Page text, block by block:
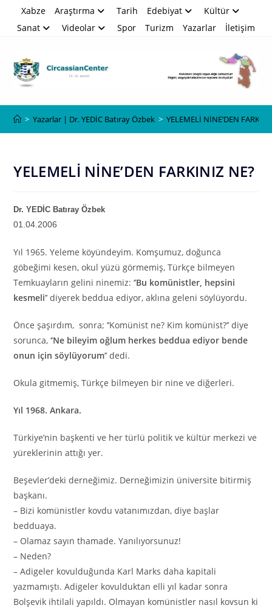
Xabze Araştırma Tarih Edebiyat
Kültür
Sanat
Videolar Spor Turizm Yazarlar İletişim
> Yazarlar | Dr. YEDİC Batıray Özbek > YELEMELİ NİNE’DEN
YELEMELİ NİNE’DEN FARKINIZ NE?
Dr. YEDİC Batıray Özbek
01.04.2006
Yıl 1965. Yeleme köyündeyim. Komşumuz, doğunca
göbeğimi kesen, okul yüzü görmemiş, Türkçe bilmeyen
Temkuayların gelini ninemiz: ‘’Bu komünistler, hepsini
kesmeli’’ diyerek beddua ediyor, aklına geleni söylüyordu.
Önce şaşırdım, sonra; ‘’Komünist ne? Kim komünist?’’ diye
sorunca, ‘’Ne bileyim oğlum herkes beddua ediyor bende
onun için söylüyorum’’ dedi.
Okula gitmemiş, Türkçe bilmeyen bir nine ve diğerleri.
Yıl 1968. Ankara.
Türkiye’nin başkenti ve her türlü politik ve kültür merkezi ve
yüreklerinin attığı yer.
Beşevler’deki derneğimiz. Derneğimizin üniversite bitirmiş
başkanı.
– Bizi komünistler kovdu vatanımızdan, diye başlar
bedduaya.
– Olamaz sayın thamade. Yanılıyorsunuz!
– Neden?
– Adigeler kovulduğunda Karl Marks daha kapitali
yazmamıştı. Adigeler kovulduktan elli yıl kadar sonra
Bolşevik ihtilali yapıldı. Olmayan komünistler nasıl kovsun ki